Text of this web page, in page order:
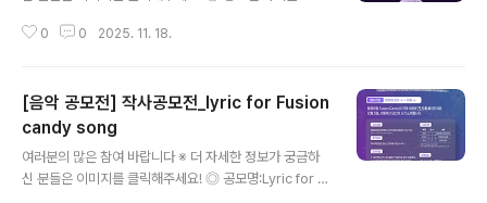
을 만들어라! ◎ 공모 내용SongCampAI와 뮤지아를 활
지! ◎ 공모 기간2025년 11월 7일 ~ 11월 30일 ◎ 심사
발표2025년 12월 11일 ◎ 참가 자격- 일반부 - 전세계
성인 누구나 (07년 이전 출생자)- 학생부 - 전세계 학생 누
구나 (07년 및 그 이후 출생자) ◎ 접수 방법웹사이트 링크
를 통해 구글폼으로 접수 ◎ 출품 요구 사항- SongCam
0 0 2025. 11. 18.
[음악 공모전] 작사공모전_lyric for Fusion
candy song
여러분의 많은 참여 바랍니다 ※ 더 자세한 정보가 궁금하
신 분들은 이미지를 클릭해주세요! ◎ 공모명:Lyric for F